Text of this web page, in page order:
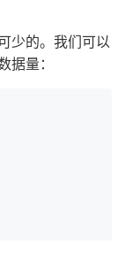
少的。我们可以
量：